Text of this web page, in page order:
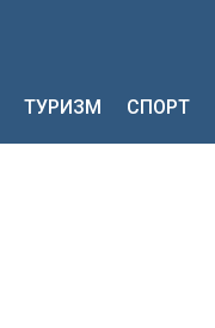
ТУРИЗМ СПОРТ